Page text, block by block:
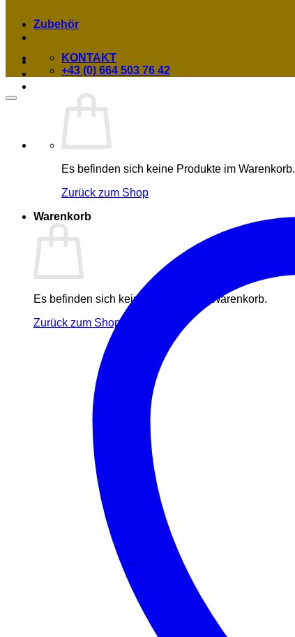
Es befinden sich keine Produkte im Warenkorb.
Zurück zum Shop
Warenkorb
Es befinden sich keine Produkte im Warenkorb.
Zurück zum Shop
Zubehör
KONTAKT
+43 (0) 664 503 76 42